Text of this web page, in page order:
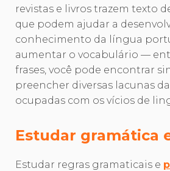
revistas e livros trazem texto
que podem ajudar a
conhecimento da língua
aumentar o vocabulário —
frases, você pode encontrar
preencher diversas lacunas
ocupadas com os vícios de
Estudar gramática
Estudar regras gramaticais e